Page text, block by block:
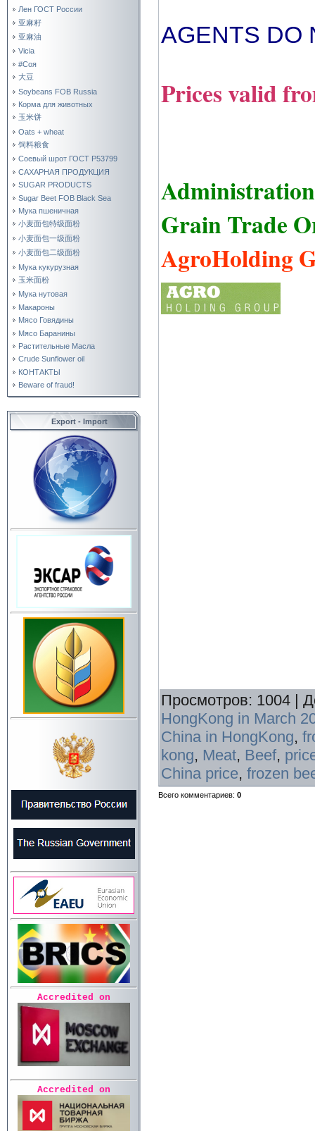
Лен ГОСТ России
亚麻籽
亚麻油
Vicia
#Соя
大豆
Soybeans FOB Russia
Корма для животных
玉米饼
Oats + wheat
饲料粮食
Соевый шрот ГОСТ Р53799
САХАРНАЯ ПРОДУКЦИЯ
SUGAR PRODUCTS
Sugar Beet FOB Black Sea
Мука пшеничная
小麦面包特级面粉
小麦面包一级面粉
小麦面包二级面粉
Мука кукурузная
玉米面粉
Мука нутовая
Макароны
Мясо Говядины
Мясо Баранины
Растительные Масла
Crude Sunflower oil
КОНТАКТЫ
Beware of fraud!
Export - Import
Accredited on
Accredited on
AGENTS DO
Prices valid
Grain Trade
AgroHolding
Просмотров: 1004 |
HongKong in March
China in HongKong,
kong, Meat, Beef,
China price, frozen
Всего комментариев: 0